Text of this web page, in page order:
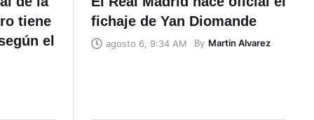
tiene
el
fichaje de Yan Diomande
agosto 6, 9:34 AM By Martin Alvarez